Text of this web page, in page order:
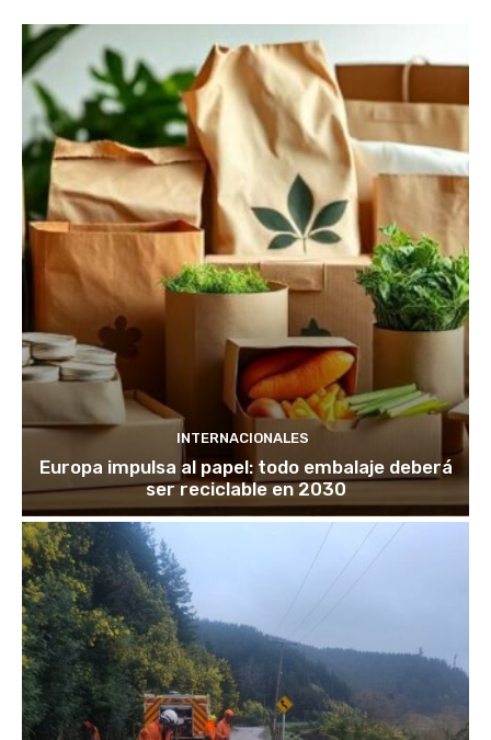
INTERNACIONALES
Europa impulsa al papel: todo embalaje deberá
ser reciclable en 2030